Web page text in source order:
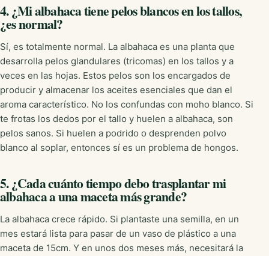
4. ¿Mi albahaca tiene pelos blancos en los tallos,
¿es normal?
Sí, es totalmente normal. La albahaca es una planta que
desarrolla pelos glandulares (tricomas) en los tallos y a
veces en las hojas. Estos pelos son los encargados de
producir y almacenar los aceites esenciales que dan el
aroma característico. No los confundas con moho blanco. Si
te frotas los dedos por el tallo y huelen a albahaca, son
pelos sanos. Si huelen a podrido o desprenden polvo
blanco al soplar, entonces sí es un problema de hongos.
5. ¿Cada cuánto tiempo debo trasplantar mi
albahaca a una maceta más grande?
La albahaca crece rápido. Si plantaste una semilla, en un
mes estará lista para pasar de un vaso de plástico a una
maceta de 15cm. Y en unos dos meses más, necesitará la